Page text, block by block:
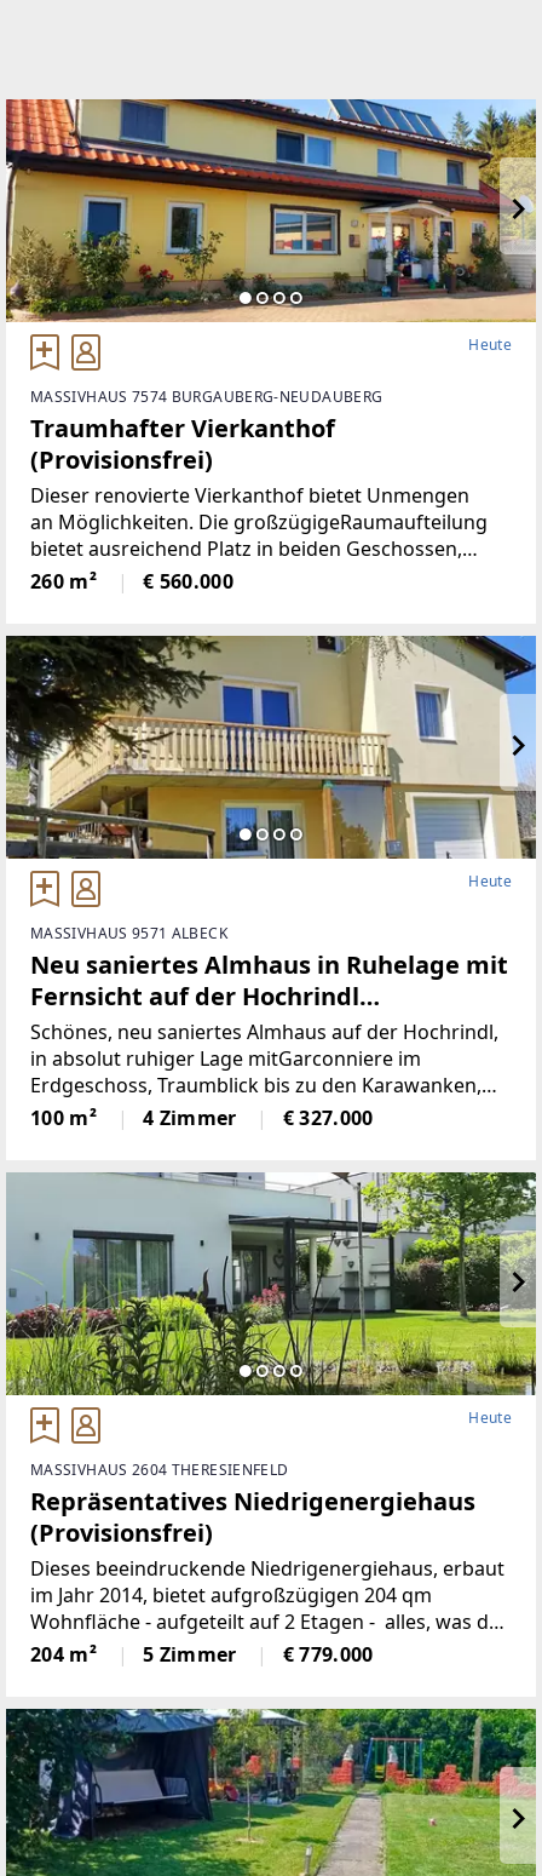
Heute
MASSIVHAUS 7574 BURGAUBERG-NEUDAUBERG
Traumhafter Vierkanthof
(Provisionsfrei)
Dieser renovierte Vierkanthof bietet Unmengen
an Möglichkeiten. Die großzügigeRaumaufteilung
bietet ausreichend Platz in beiden Geschossen,
neben 5Schlafräumen, gibt es ein Wohnzimmer mit
neu renovierten Kachelofen,
260 m² € 560.000
Heute
MASSIVHAUS 9571 ALBECK
Neu saniertes Almhaus in Ruhelage mit
Fernsicht auf der Hochrindl
(Provisionsfrei)
Schönes, neu saniertes Almhaus auf der Hochrindl,
in absolut ruhiger Lage mitGarconniere im
Erdgeschoss, Traumblick bis zu den Karawanken,
Sonnenlage, hierscheint den ganzen Tag die Sonne,
über der Nebelgrenze, in 1600m Seehöhegelegen,
100 m² 4 Zimmer € 327.000
Heute
MASSIVHAUS 2604 THERESIENFELD
Repräsentatives Niedrigenergiehaus
(Provisionsfrei)
Dieses beeindruckende Niedrigenergiehaus, erbaut
im Jahr 2014, bietet aufgroßzügigen 204 qm
Wohnfläche - aufgeteilt auf 2 Etagen - alles, was das
Herzbegehrt. Die gut durchdachte Raumaufteilung,
die hochwertige Ausstattung und dervon
204 m² 5 Zimmer € 779.000